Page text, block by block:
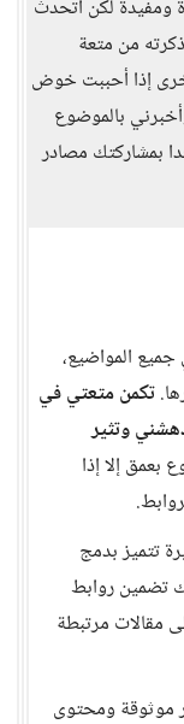
لكن أتحدث
من متعة
إذا أحببت خوض
بالموضوع
بمشاركتك مصادر
المواضيع،
تكمن متعتي في
وتثير
بعمق إلا إذا
تتميز بدمج
تضمين روابط
مقالات مرتبطة
موثوقة ومحتوى